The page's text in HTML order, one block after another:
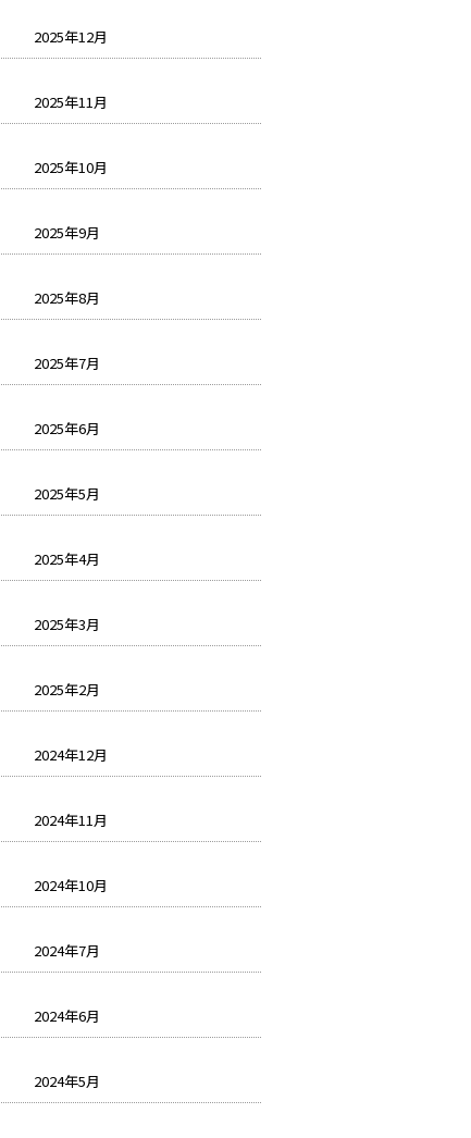
2025年12月
2025年11月
2025年10月
2025年9月
2025年8月
2025年7月
2025年6月
2025年5月
2025年4月
2025年3月
2025年2月
2024年12月
2024年11月
2024年10月
2024年7月
2024年6月
2024年5月